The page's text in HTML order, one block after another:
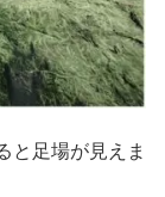
と足場が見えま